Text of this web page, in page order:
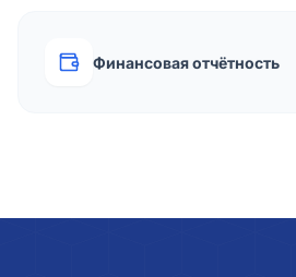
Финансовая отчётность